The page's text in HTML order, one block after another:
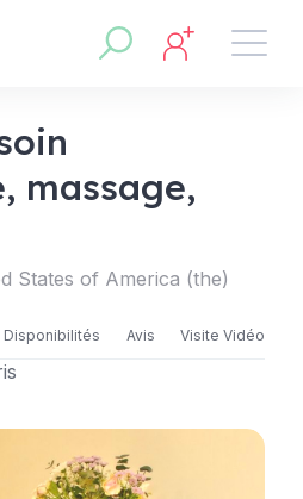
massage,
States of America (the)
Disponibilités Avis Visite Vidéo